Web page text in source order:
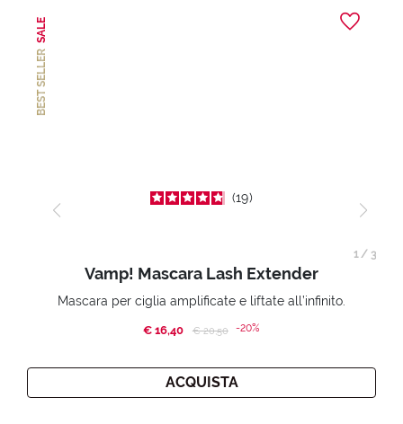
BEST SELLER
SALE
19
Vamp! Mascara Lash Extender
Mascara per ciglia amplificate e liftate all’infinito.
€ 16,40 Price reduced from
€ 20,50to-20%
ACQUISTA
1/ 3